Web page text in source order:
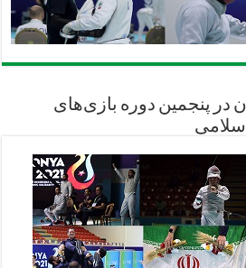
در پنجمین دوره بازی‌های